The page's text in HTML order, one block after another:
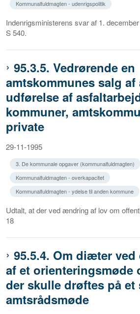
Kommunalfuldmagten - udenrigspolitik
Indenrigsministerens svar af 1.
S 540.
95.3.5. Vedrørende en
amtskommunes salg af
udførelse af
kommuner,
private
29-11-1995
3. De kommunale opgaver (kommunalfuldmagten)
Kommunalfuldmagten - overkapacitet
Kommunalfuldmagten - ydelse til anden kommune
Udtalt, at der ved ændring af lov om
18
95.5.4. Om diæter ved
af et orienteringsmøde
der skulle drøftes på et
amtsrådsmøde